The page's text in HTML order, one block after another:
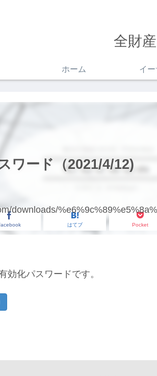
全財
ホーム イ
ワード（2021/4/12)
はてブ Pocket
downloads/
効化パスワードです。